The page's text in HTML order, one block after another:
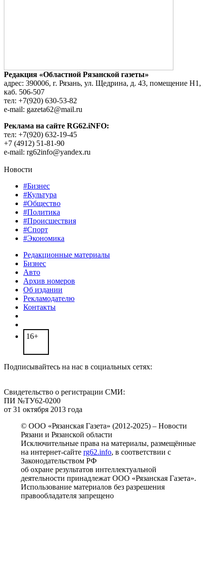
Редакция «Областной Рязанской газеты»
адрес: 390006, г. Рязань, ул. Щедрина, д. 43, помещение Н1,
каб. 506-507
тел: +7(920) 630-53-82
e-mail: gazeta62@mail.ru
Реклама на сайте RG62.iNFO:
тел: +7(920) 632-19-45
+7 (4912) 51-81-90
e-mail: rg62info@yandex.ru
Новости
#Бизнес
#Культура
#Общество
#Политика
#Происшествия
#Спорт
#Экономика
Редакционные материалы
Бизнес
Авто
Архив номеров
Об издании
Рекламодателю
Контакты
16+
Подписывайтесь на нас в социальных сетях:
Свидетельство о регистрации СМИ:
ПИ №ТУ62-0200
от 31 октября 2013 года
© ООО «Рязанская Газета» (2012-2025) – Новости
Рязани и Рязанской области
Исключительные права на материалы, размещённые
на интернет-сайте rg62.info, в соответствии с
Законодательством РФ
об охране результатов интеллектуальной
деятельности принадлежат ООО «Рязанская Газета».
Использование материалов без разрешения
правообладателя запрещено